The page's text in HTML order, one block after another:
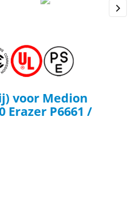
voor Medion
Erazer P6661 /